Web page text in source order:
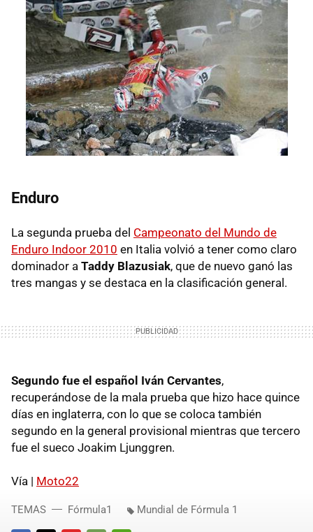
Enduro
La segunda prueba del Campeonato del Mundo de
Enduro Indoor 2010 en Italia volvió a tener como claro
dominador a Taddy Blazusiak, que de nuevo ganó las
tres mangas y se destaca en la clasificación general.
Segundo fue el español Iván Cervantes,
recuperándose de la mala prueba que hizo hace quince
días en inglaterra, con lo que se coloca también
segundo en la general provisional mientras que tercero
fue el sueco Joakim Ljunggren.
Vía | Moto22
TEMAS Fórmula1 Mundial de Fórmula 1